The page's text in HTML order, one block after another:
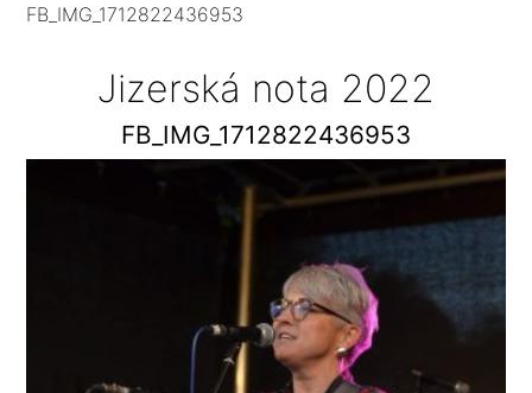
FB_IMG_1712822436953
Jizerská nota 2022
FB_IMG_1712822436953